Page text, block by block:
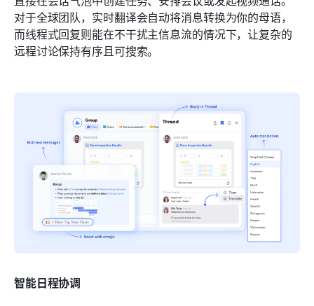
对于全球团队，实时翻译会自动将消息转换为你的母语，
而线程式回复则能在不干扰主信息流的情况下，让复杂的
远程讨论保持有序且可搜索。
智能日程协调